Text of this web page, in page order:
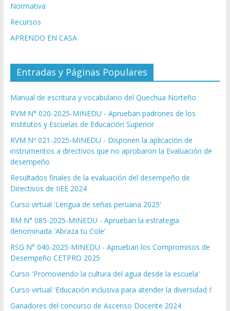
Normativa
Recursos
APRENDO EN CASA
Entradas y Páginas Populares
Manual de escritura y vocabulario del Quechua Norteño
RVM N° 020-2025-MINEDU - Aprueban padrones de los
Institutos y Escuelas de Educación Superior
RVM Nº 021-2025-MINEDU - Disponen la aplicación de
instrumentos a directivos que no aprobaron la Evaluación de
desempeño
Resultados finales de la evaluación del desempeño de
Directivos de IIEE 2024
Curso virtual 'Lengua de señas peruana 2025'
RM N° 085-2025-MINEDU - Aprueban la estrategia
denominada 'Abraza tu Cole'
RSG N° 040-2025-MINEDU - Aprueban los Compromisos de
Desempeño CETPRO 2025
Curso 'Promoviendo la cultura del agua desde la escuela'
Curso virtual 'Educación inclusiva para atender la diversidad I'
Ganadores del concurso de Ascenso Docente 2024